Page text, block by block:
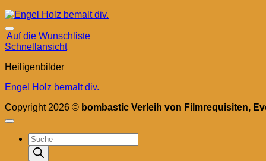
Auf die Wunschliste
Schnellansicht
Heiligenbilder
Engel Holz bemalt div.
Copyright 2026 © bombastic Verleih von Filmrequisiten,
Products
search